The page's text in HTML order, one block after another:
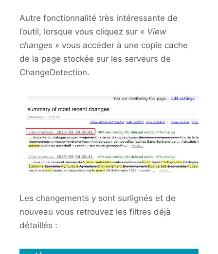
Autre fonctionnalité très intéressante de
l’outil, lorsque vous cliquez sur « View
changes » vous accéder à une copie cache
de la page stockée sur les serveurs de
ChangeDetection.
Les changements y sont surlignés et de
nouveau vous retrouvez les filtres déjà
détaillés :